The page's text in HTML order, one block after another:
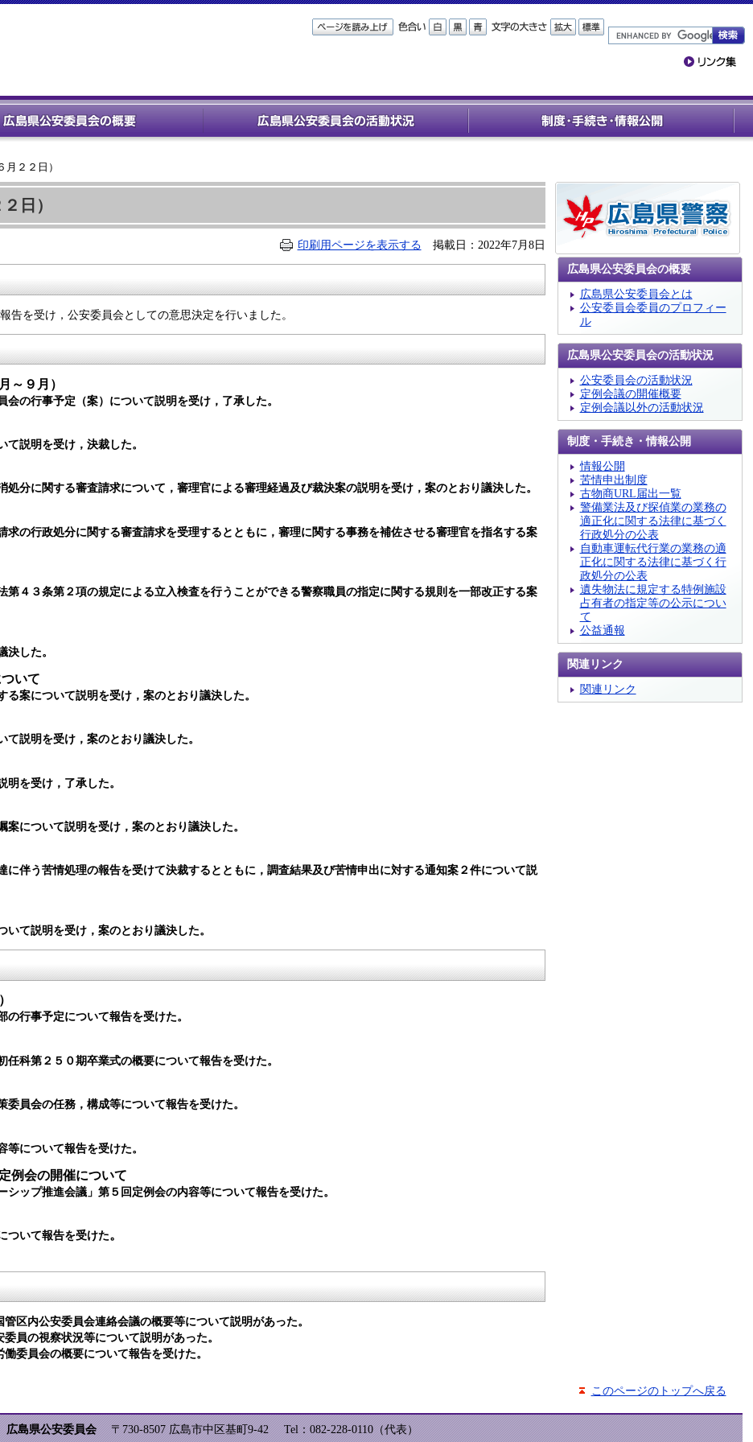
２２日）
日）
印刷用ページを表示する 掲載日：2022年7月8日
を受け，公安委員会としての意思決定を行いました。
～９月）
の行事予定（案）について説明を受け，了承した。
説明を受け，決裁した。
分に関する審査請求について，審理官による審理経過及び裁決案の説明を受け，案のとおり議決した。
の行政処分に関する審査請求を受理するとともに，審理に関する事務を補佐させる審理官を指名する案
４３条第２項の規定による立入検査を行うことができる警察職員の指定に関する規則を一部改正する案
した。
いて
案について説明を受け，案のとおり議決した。
説明を受け，案のとおり議決した。
を受け，了承した。
について説明を受け，案のとおり議決した。
伴う苦情処理の報告を受けて決裁するとともに，調査結果及び苦情申出に対する通知案２件について説
て説明を受け，案のとおり議決した。
行事予定について報告を受けた。
科第２５０期卒業式の概要について報告を受けた。
員会の任務，構成等について報告を受けた。
について報告を受けた。
例会の開催について
ップ推進会議」第５回定例会の内容等について報告を受けた。
ついて報告を受けた。
区内公安委員会連絡会議の概要等について説明があった。
員の視察状況等について説明があった。
委員会の概要について報告を受けた。
広島県公安委員会の概要
広島県公安委員会とは
公安委員会委員のプロフィー
ル
広島県公安委員会の活動状況
公安委員会の活動状況
定例会議の開催概要
定例会議以外の活動状況
制度・手続き・情報公開
情報公開
苦情申出制度
古物商URL届出一覧
警備業法及び探偵業の業務の
適正化に関する法律に基づく
行政処分の公表
自動車運転代行業の業務の適
正化に関する法律に基づく行
政処分の公表
遺失物法に規定する特例施設
占有者の指定等の公示につい
て
公益通報
関連リンク
関連リンク
このページのトップへ戻る
広島県公安委員会 〒730-8507 広島市中区基町9-42 Tel：082-228-0110（代表）